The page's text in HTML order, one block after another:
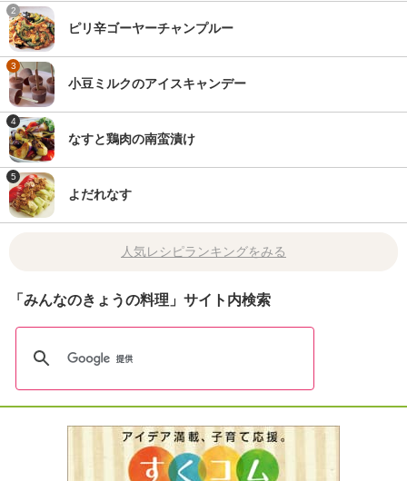
2
ピリ辛ゴーヤーチャンプルー
3
小豆ミルクのアイスキャンデー
4
なすと鶏肉の南蛮漬け
5
よだれなす
人気レシピランキングをみる
「みんなのきょうの料理」サイト内検索